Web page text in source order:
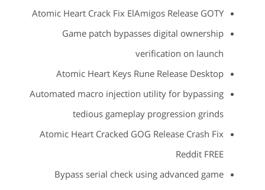
Atomic Heart Crack Fix ElAmigos Release GOTY
Game patch bypasses digital ownership
verification on launch
Atomic Heart Keys Rune Release Desktop
Automated macro injection utility for bypassing
tedious gameplay progression grinds
Atomic Heart Cracked GOG Release Crash Fix
Reddit FREE
Bypass serial check using advanced game